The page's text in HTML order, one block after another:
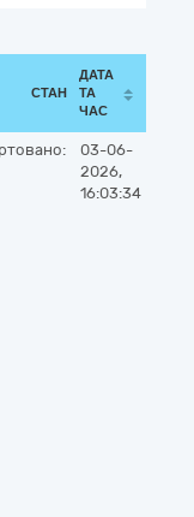
СТАН
ДАТА
ТА
ЧАС
03-06-
2026,
16:03:34